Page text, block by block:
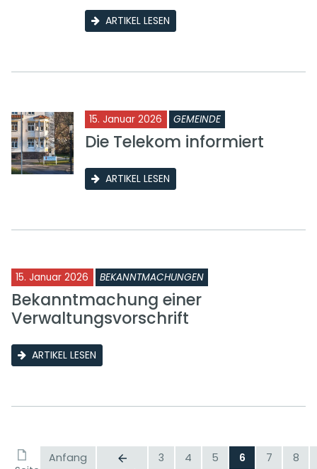
ARTIKEL LESEN
15. Januar 2026 GEMEINDE
Die Telekom informiert
ARTIKEL LESEN
15. Januar 2026 BEKANNTMACHUNGEN
Bekanntmachung einer
Verwaltungsvorschrift
ARTIKEL LESEN
Anfang
3 4 5 6 7 8